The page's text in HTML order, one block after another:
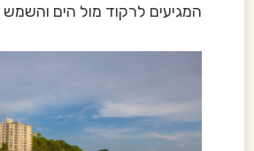
המגיעים לרקוד מול הים